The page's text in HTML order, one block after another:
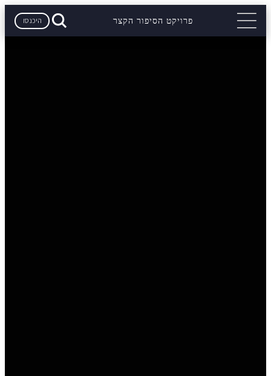
פרויקט הסיפור הקצר היכנסו